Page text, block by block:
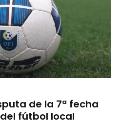
de la 7ª fecha
fútbol local